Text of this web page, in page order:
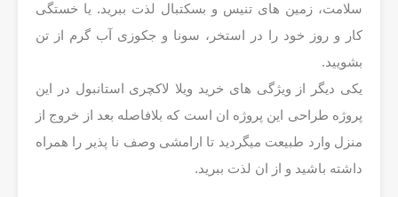
سلامت، زمین های تنیس و بسکتبال لذت ببرید. یا خستگی
کار و روز خود را در استخر، سونا و جکوزی آب گرم از تن
بشویید.
یکی دیگر از ویژگی های خرید ویلا لاکچری استانبول در این
پروژه طراحی این پروژه ان است که بلافاصله بعد از خروج از
منزل وارد طبیعت میگردید تا ارامشی وصف نا پذیر را همراه
داشته باشید و از ان لذت ببرید.